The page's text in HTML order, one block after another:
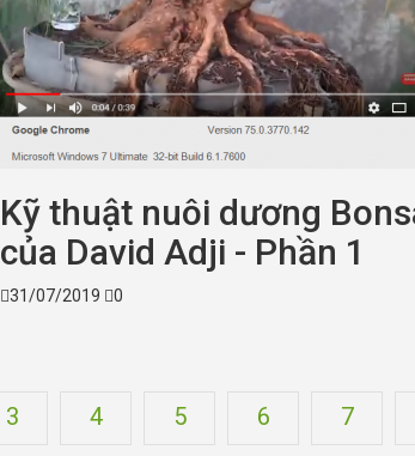
Kỹ thuật nuôi dương
của David Adji - Phần 1
31/07/2019 0
3 4 5 6 7